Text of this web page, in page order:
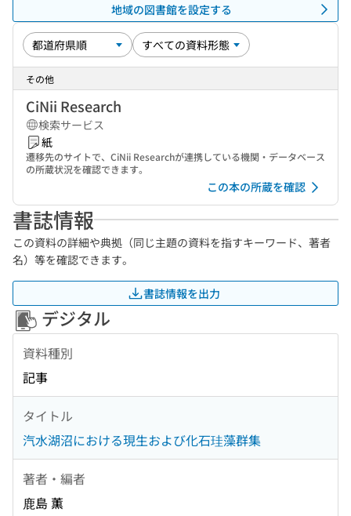
地域の図書館を設定する
その他
CiNii Research
検索サービス
紙
遷移先のサイトで、CiNii Researchが連携している機関・データベース
の所蔵状況を確認できます。
この本の所蔵を確認
書誌情報
この資料の詳細や典拠（同じ主題の資料を指すキーワード、著者
名）等を確認できます。
書誌情報を出力
デジタル
資料種別
記事
タイトル
汽水湖沼における現生および化石珪藻群集
著者・編者
鹿島 薫